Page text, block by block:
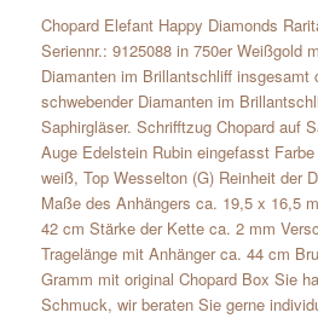
Chopard Elefant Happy Diamonds
Seriennr.: 9125088 in 750er Weißgold
Diamanten im Brillantschliff insgesamt
schwebender Diamanten im
Saphirgläser. Schrifftzug Chopard auf
Auge Edelstein Rubin eingefasst
weiß, Top Wesselton (G) Reinheit der
Maße des Anhängers ca. 19,5 x 16,5
42 cm Stärke der Kette ca. 2 mm
Tragelänge mit Anhänger ca. 44 cm
Gramm mit original Chopard Box Sie
Schmuck, wir beraten Sie gerne